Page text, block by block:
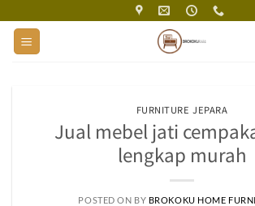
content
FURNITURE JEPARA
Jual mebel jati
lengkap murah
POSTED ON BY BROKOKU HOME